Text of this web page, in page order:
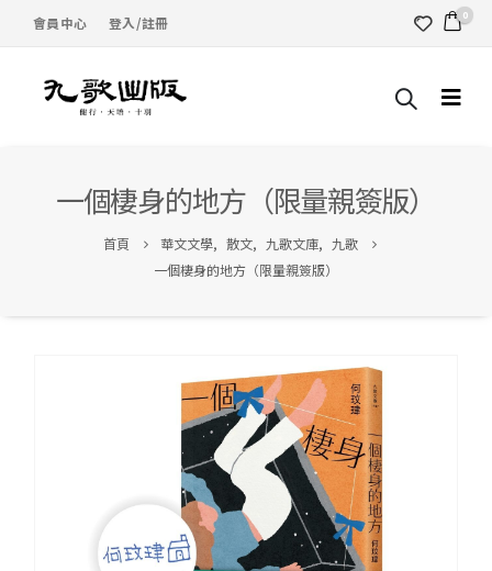
會員中心 登入/註冊 0
一個棲身的地方（限量親簽版）
首頁 華文文學, 散文, 九歌文庫, 九歌
一個棲身的地方（限量親簽版）